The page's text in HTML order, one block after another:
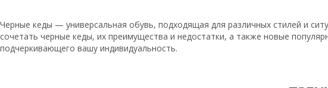
Черные кеды — универсальная обувь, подходящая для различных стилей и
сочетать черные кеды, их преимущества и недостатки, а также новые
подчеркивающего вашу индивидуальность.